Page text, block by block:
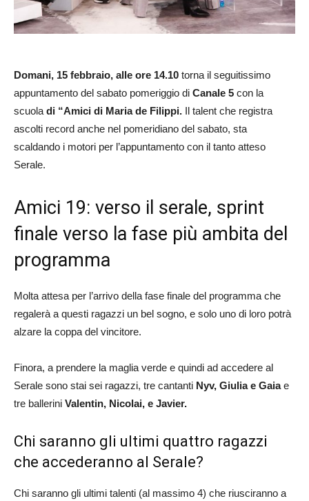
Domani, 15 febbraio, alle ore 14.10 torna il seguitissimo
appuntamento del sabato pomeriggio di Canale 5 con la
scuola di “Amici di Maria de Filippi. Il talent che registra
ascolti record anche nel pomeridiano del sabato, sta
scaldando i motori per l’appuntamento con il tanto atteso
Serale.
Amici 19: verso il serale, sprint
finale verso la fase più ambita del
programma
Molta attesa per l’arrivo della fase finale del programma che
regalerà a questi ragazzi un bel sogno, e solo uno di loro potrà
alzare la coppa del vincitore.
Finora, a prendere la maglia verde e quindi ad accedere al
Serale sono stai sei ragazzi, tre cantanti Nyv, Giulia e Gaiae
tre ballerini Valentin, Nicolai, e Javier.
Chi saranno gli ultimi quattro ragazzi
che accederanno al Serale?
Chi saranno gli ultimi talenti (al massimo 4) che riusciranno a